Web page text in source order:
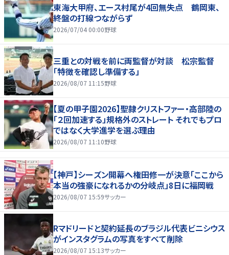
東海大甲府、エース村尾が4回無失点 鶴岡東、
終盤の打線つながらず
2026/07/04 00:00野球
三重との対戦を前に両監督が対談 松宗監督
「特徴を確認し準備する」
2026/08/07 11:15野球
【夏の甲子園2026】聖隷クリストファー・高部陸の
「２回加速する」規格外のストレート それでもプロ
ではなく大学進学を選ぶ理由
2026/08/07 11:10野球
【神戸】シーズン開幕へ権田修一が決意「ここから
本当の強豪になれるかの分岐点」8日に福岡戦
2026/08/07 15:59サッカー
Rマドリードと契約延長のブラジル代表ビニシウス
がインスタグラムの写真をすべて削除
2026/08/07 15:13サッカー